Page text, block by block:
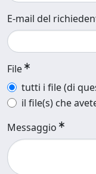
E-mail del
File
tutti i file (di
il file(s) che
Messaggio